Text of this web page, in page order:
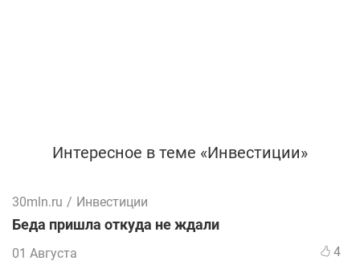
Интересное в теме «Инвестиции»
30mln.ru / Инвестиции
Беда пришла откуда не ждали
01 Августа 4